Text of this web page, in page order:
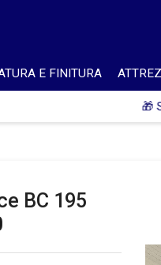
E FINITURA
750€ + IVA 🎁
BC 195